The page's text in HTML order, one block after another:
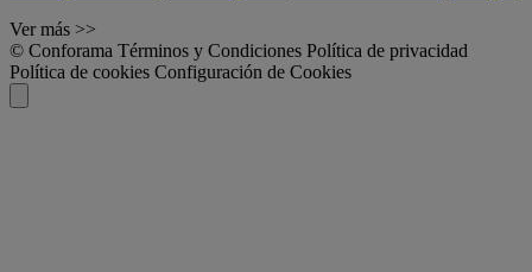
Ver más >>
© Conforama Términos y Condiciones Política de privacidad
Política de cookies Configuración de Cookies